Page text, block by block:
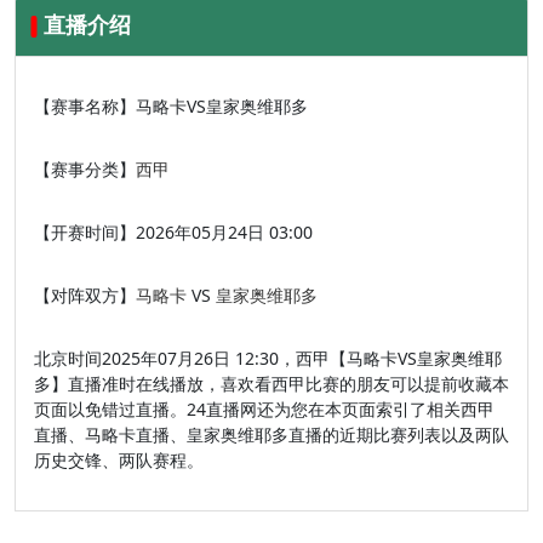
直播介绍
【赛事名称】 马略卡VS皇家奥维耶多
【赛事分类】 西甲
【开赛时间】 2026年05月24日 03:00
【对阵双方】 马略卡 VS 皇家奥维耶多
北京时间2025年07月26日 12:30，西甲【马略卡VS皇家奥维耶
多】直播准时在线播放，喜欢看西甲比赛的朋友可以提前收藏本
页面以免错过直播。24直播网还为您在本页面索引了相关西甲
直播、马略卡直播、皇家奥维耶多直播的近期比赛列表以及两队
历史交锋、两队赛程。